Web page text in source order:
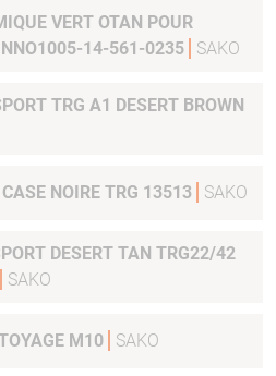
VERT OTAN POUR
NNO1005-14-561-0235
SAKO
TRG A1 DESERT BROWN
NOIRE TRG 13513 SAKO
DESERT TAN TRG22/42
SAKO
M10 SAKO